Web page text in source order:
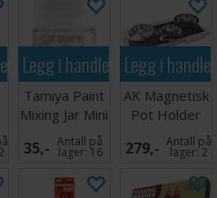
Legg i handlekurven
Tamiya Paint
Mixing Jar Mini
Round 10ml
35,- Antall på
lager: 16
Legg i
AK Magnetisk
Pot Holder
279,- Antall på
lager:2